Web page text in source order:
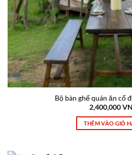
Bộ bàn ghế quán ăn cổ
2,400,000
THÊM VÀO GIỎ